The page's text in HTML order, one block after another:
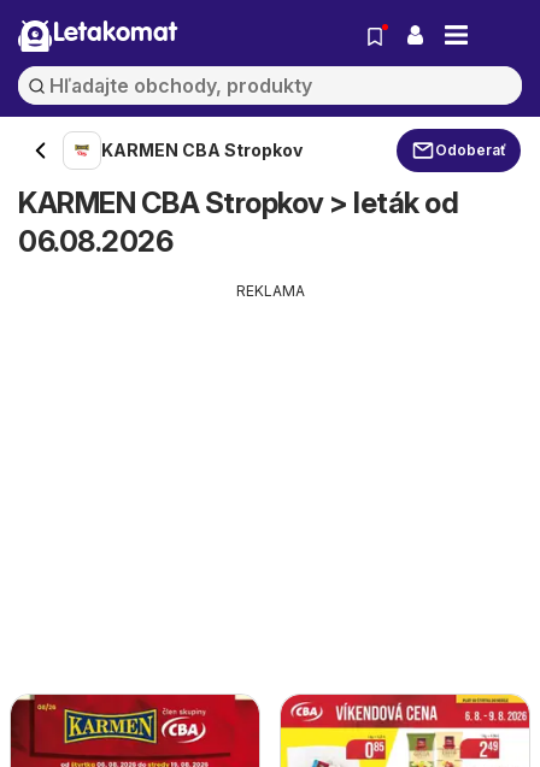
Letakomat
KARMEN CBA Stropkov Odoberať
KARMEN CBA Stropkov > leták od
06.08.2026
REKLAMA